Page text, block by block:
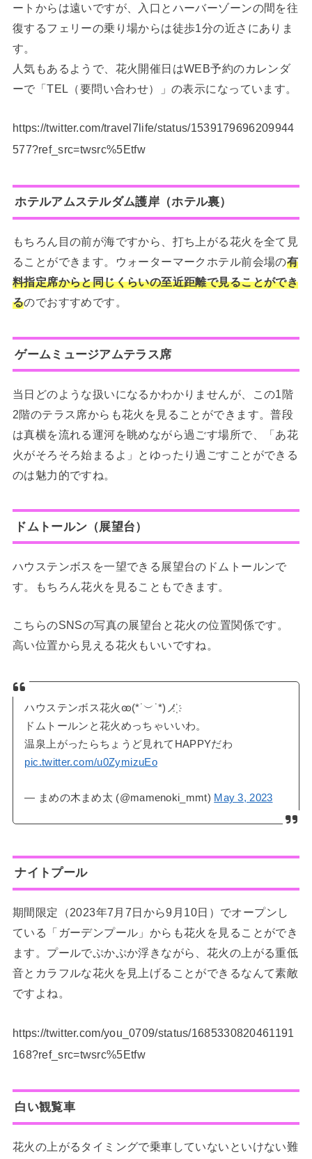
ートからは遠いですが、入口とハーバーゾーンの間を往
復するフェリーの乗り場からは徒歩1分の近さにありま
す。
人気もあるようで、花火開催日はWEB予約のカレンダ
ーで「TEL（要問い合わせ）」の表示になっています。
https://twitter.com/travel7life/status/1539179696209944
577?ref_src=twsrc%5Etfw
ホテルアムステルダム護岸（ホテル裏）
もちろん目の前が海ですから、打ち上がる花火を全て見
ることができます。ウォーターマークホテル前会場の有
料指定席からと同じくらいの至近距離で見ることができ
るのでおすすめです。
ゲームミュージアムテラス席
当日どのような扱いになるかわかりませんが、この1階
2階のテラス席からも花火を見ることができます。普段
は真横を流れる運河を眺めながら過ごす場所で、「あ花
火がそろそろ始まるよ」とゆったり過ごすことができる
のは魅力的ですね。
ドムトールン（展望台）
ハウステンボスを一望できる展望台のドムトールンで
す。もちろん花火を見ることもできます。
こちらのSNSの写真の展望台と花火の位置関係です。
高い位置から見える花火もいいですね。
ハウステンボス花火ꙭ(*˙︶˙*)ノ҉
ドムトールンと花火めっちゃいいわ。
温泉上がったらちょうど見れてHAPPYだわ
pic.twitter.com/u0ZymizuEo
— まめの木まめ太 (@mamenoki_mmt) May 3, 2023
ナイトプール
期間限定（2023年7月7日から9月10日）でオープンし
ている「ガーデンプール」からも花火を見ることができ
ます。プールでぷかぷか浮きながら、花火の上がる重低
音とカラフルな花火を見上げることができるなんて素敵
ですよね。
https://twitter.com/you_0709/status/1685330820461191
168?ref_src=twsrc%5Etfw
白い観覧車
花火の上がるタイミングで乗車していないといけない難